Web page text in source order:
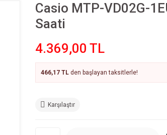
Casio MTP-VD02G-
Saati
4.369,00 TL
466,17 TL den başlayan taksitlerle!
Karşılaştır